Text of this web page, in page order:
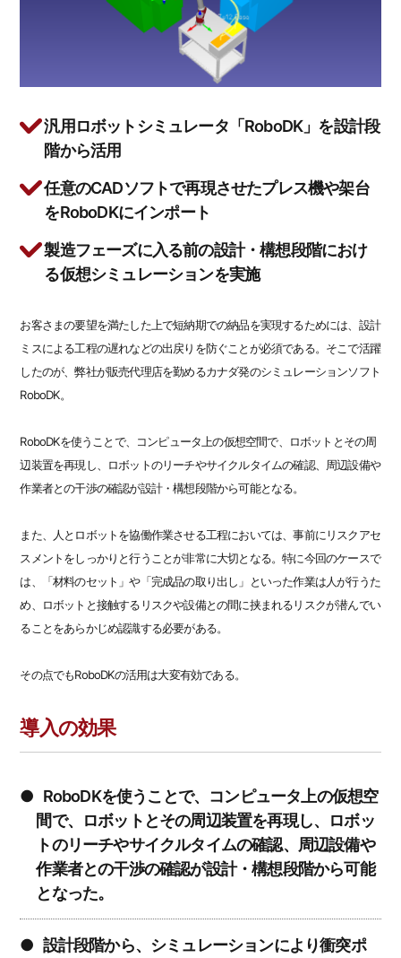
汎用ロボットシミュレータ「RoboDK」を設計段
階から活用
任意のCADソフトで再現させたプレス機や架台
をRoboDKにインポート
製造フェーズに入る前の設計・構想段階におけ
る仮想シミュレーションを実施
お客さまの要望を満たした上で短納期での納品を実現するためには、設計
ミスによる工程の遅れなどの出戻りを防ぐことが必須である。そこで活躍
したのが、弊社が販売代理店を勤めるカナダ発のシミュレーションソフト
RoboDK。
RoboDKを使うことで、コンピュータ上の仮想空間で、ロボットとその周
辺装置を再現し、ロボットのリーチやサイクルタイムの確認、周辺設備や
作業者との干渉の確認が設計・構想段階から可能となる。
また、人とロボットを協働作業させる工程においては、事前にリスクアセ
スメントをしっかりと行うことが非常に大切となる。特に今回のケースで
は、「材料のセット」や「完成品の取り出し」といった作業は人が行うた
め、ロボットと接触するリスクや設備との間に挟まれるリスクが潜んでい
ることをあらかじめ認識する必要がある。
その点でもRoboDKの活用は大変有効である。
導入の効果
●RoboDKを使うことで、コンピュータ上の仮想空
間で、ロボットとその周辺装置を再現し、ロボッ
トのリーチやサイクルタイムの確認、周辺設備や
作業者との干渉の確認が設計・構想段階から可能
となった。
●設計段階から、シミュレーションにより衝突ポ